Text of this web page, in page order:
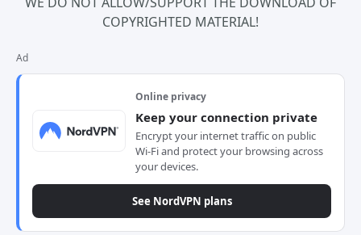
COPYRIGHTED MATERIAL!
Ad
Online privacy
Keep your connection private
Encrypt your internet traffic on public
Wi-Fi and protect your browsing across
your devices.
See NordVPN plans